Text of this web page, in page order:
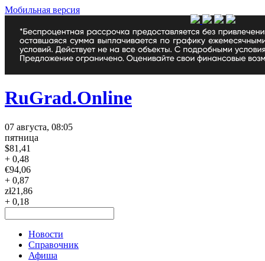
Мобильная версия
RuGrad.Online
07 августа, 08:05
пятница
$81,41
+ 0,48
€94,06
+ 0,87
zł21,86
+ 0,18
Новости
Справочник
Афиша